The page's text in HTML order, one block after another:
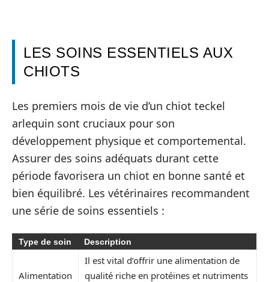
LES SOINS ESSENTIELS AUX
CHIOTS
Les premiers mois de vie d’un chiot teckel
arlequin sont cruciaux pour son
développement physique et comportemental.
Assurer des soins adéquats durant cette
période favorisera un chiot en bonne santé et
bien équilibré. Les vétérinaires recommandent
une série de soins essentiels :
Type de soin Description
Alimentation
Il est vital d’offrir une alimentation de
qualité riche en protéines et nutriments